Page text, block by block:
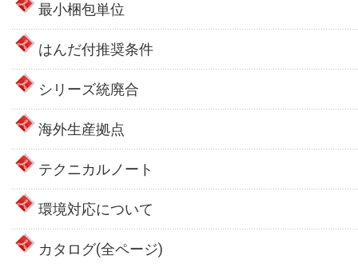
最小梱包単位
はんだ付推奨条件
シリーズ統廃合
海外生産拠点
テクニカルノート
環境対応について
カタログ(全ページ)